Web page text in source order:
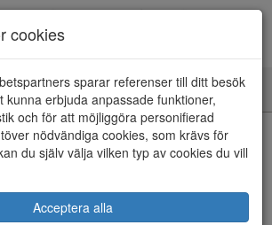
cookies
sparar referenser till ditt besök
kunna erbjuda anpassade funktioner,
och för att möjliggöra personifierad
nödvändiga cookies, som krävs för
du själv välja vilken typ av cookies du vill
Acceptera alla